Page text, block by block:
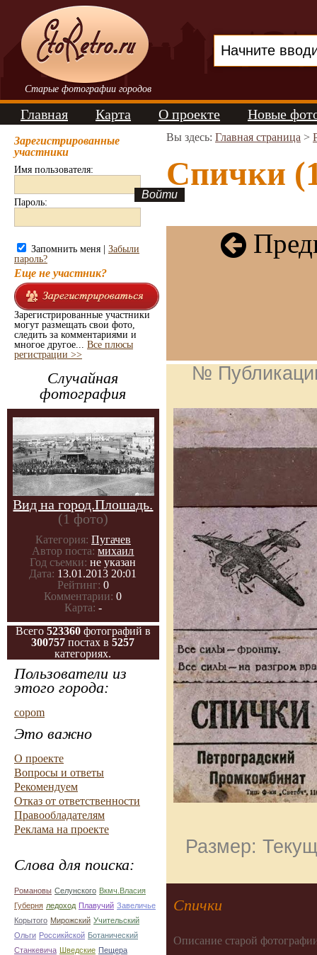
Старые фотографии городов
Главная Карта О проекте Новые
Зарегистрированные
участники
Имя пользователя:
Пароль:
Запомнить меня | Забыли
пароль?
Еще не участник?
Зарегистрированные участники
могут размещать свои фото,
следить за комментариями и
многое другое... Все плюсы
регистрации >>
Случайная
фотография
Вид на город.Плошадь.
(1 фото)
Категория: Пугачев
Автор поста: михаил
Год съемки: не указан
Дата: 13.01.2013 20:01
Рейтинг: 0
Комментарии: 0
Карта: -
Всего 523360 фотографий в
300757 постах в5257
категориях.
Пользователи из
этого города:
copom
Это важно
О проекте
Вопросы и ответы
Рекомендуем
Отказ от ответственности
Правообладателям
Реклама на проекте
Слова для поиска:
Романовы Селунского Вкмч.Власия
Губерня ледоход Плавучий Завеличье
Корытого Мирожский Учительский
Ольги Россикйской Ботанический
Станкевича Шведские Пещера
Вы здесь: Главная страница >
Спички
№
Размер:
Спички
Описание старой